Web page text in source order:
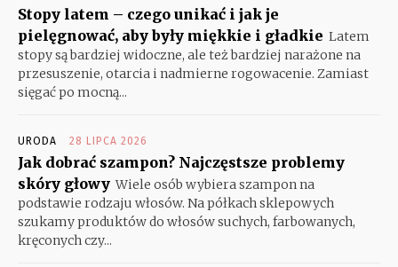
Stopy latem – czego unikać i jak je
pielęgnować, aby były miękkie i gładkie Latem
stopy są bardziej widoczne, ale też bardziej narażone na
przesuszenie, otarcia i nadmierne rogowacenie. Zamiast
sięgać po mocną...
URODA 28 LIPCA 2026
Jak dobrać szampon? Najczęstsze problemy
skóry głowy Wiele osób wybiera szampon na
podstawie rodzaju włosów. Na półkach sklepowych
szukamy produktów do włosów suchych, farbowanych,
kręconych czy...